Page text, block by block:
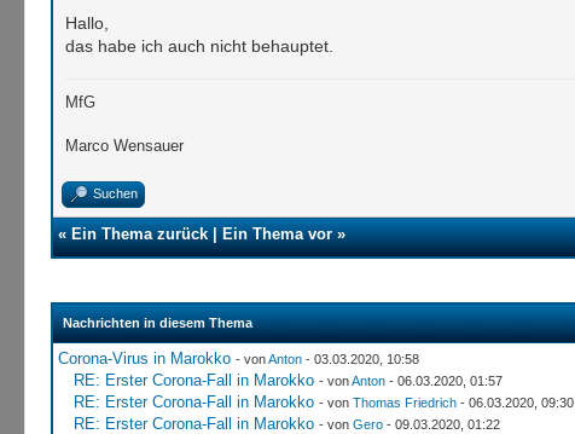
Hallo,
das habe ich auch nicht behauptet.
MfG
Marco Wensauer
Suchen
«Ein Thema zurück|Ein Thema vor»
Nachrichten in diesem Thema
Corona-Virus in Marokko - vonAnton- 03.03.2020, 10:58
RE: Erster Corona-Fall in Marokko - vonAnton- 06.03.2020, 01:57
RE: Erster Corona-Fall in Marokko - von Thomas Friedrich- 06.03.2020, 09:30
RE: Erster Corona-Fall in Marokko - von Gero- 09.03.2020, 01:22